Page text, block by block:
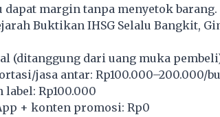
dapat margin tanpa menyetok barang.
Buktikan IHSG Selalu Bangkit,
(ditanggung dari uang muka
jasa antar: Rp100.000–200.000/
label: Rp100.000
+ konten promosi: Rp0